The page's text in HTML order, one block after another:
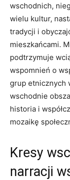
wschodnich,
wielu kultur,
tradycji i
mieszkańcami.
podtrzymuje
wspomnień o
grup etnicznych
wschodnie
historia i
mozaikę
Kresy
narracji